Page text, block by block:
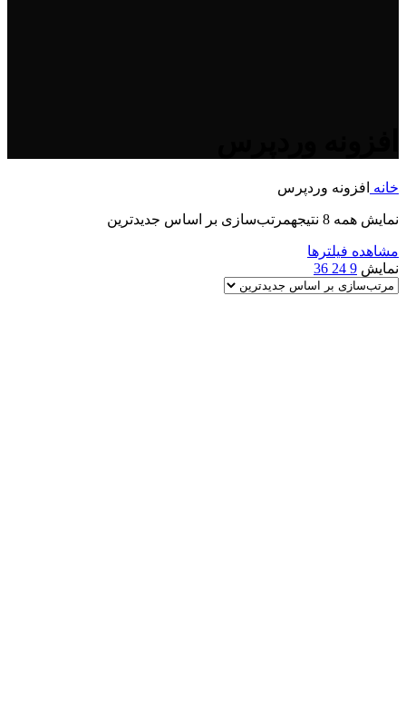
خانه افزونه وردپرس
نمایش همه 8 نتیجه مرتب‌سازی بر اساس جدیدترین
مشاهده فیلترها
نمایش 9
24
36